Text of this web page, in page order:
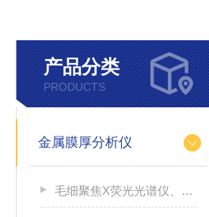
产品分类
PRODUCTS
金属膜厚分析仪
毛细聚焦X荧光光谱仪、连接器测厚仪